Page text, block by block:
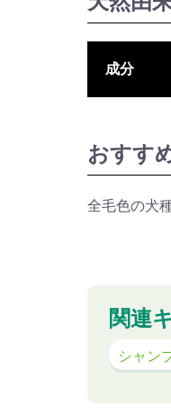
成分
おすす
全毛色の犬
関連
シャン